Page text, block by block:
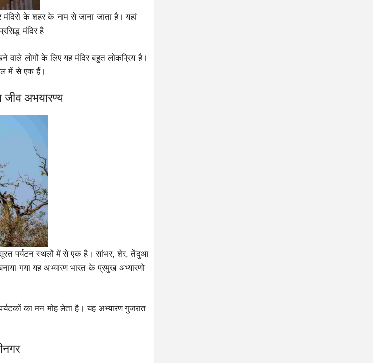
मंदिरो के शहर के नाम से जाना जाता है। यहां
मंदिर है
वाले लोगों के लिए यह मंदिर बहुत लोकप्रिय है।
में से एक हैं।
अभयारण्य
पर्यटन स्थलों में से एक है। सांभर, शेर, तेंदुआ
गया यह अभ्यारण भारत के प्रमुख अभ्यारणो
का मन मोह लेता है। यह अभ्यारण गुजरात